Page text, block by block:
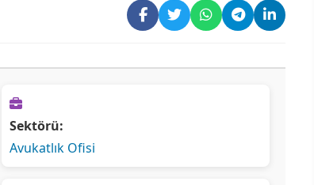
Sektörü:
Avukatlık Ofisi